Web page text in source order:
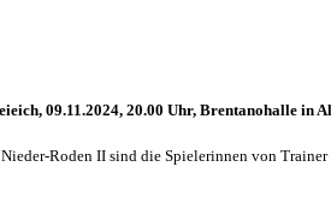
, 09.11.2024, 20.00 Uhr, Brentanohalle in
Roden II sind die Spielerinnen von